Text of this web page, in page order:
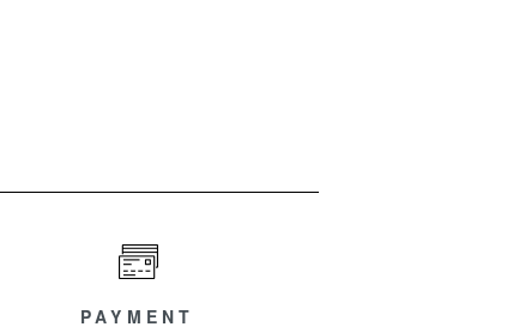
PAYMENT